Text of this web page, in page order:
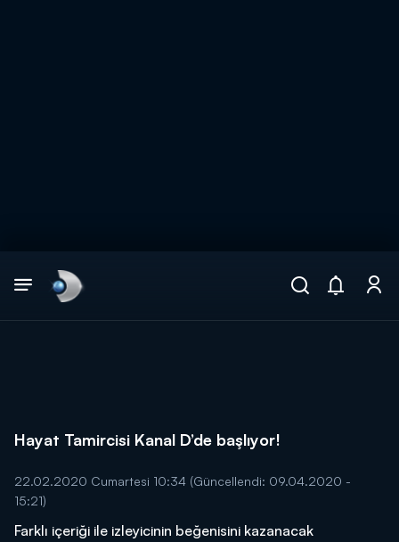
Hayat Tamircisi Kanal D’de başlıyor!
22.02.2020 Cumartesi 10:34 (Güncellendi: 09.04.2020 -
15:21)
Farklı içeriği ile izleyicinin beğenisini kazanacak